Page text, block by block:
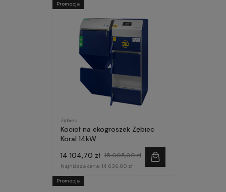
Zębiec
Kocioł na ekogroszek Zębiec
Koral 14kW
14 104,70 zł 15 005,00 zł
Najniższa cena: 14 636,00 zł
Promocja
Promocja